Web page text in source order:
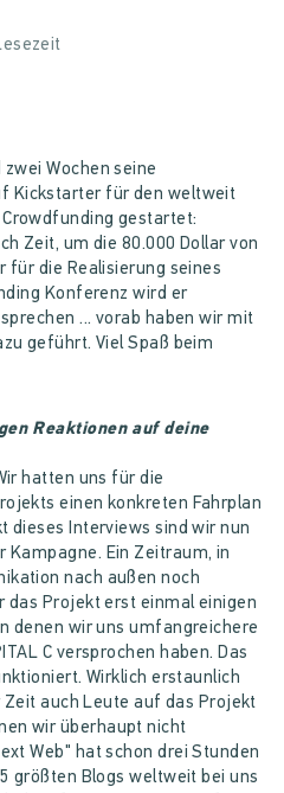
Wochen seine
Kickstarter für den weltweit
gestartet:
Zeit, um die 80.000 Dollar von
für die Realisierung seines
Konferenz wird er
... vorab haben wir mit
geführt. Viel Spaß beim
Reaktionen auf deine
hatten uns für die
einen konkreten Fahrplan
dieses Interviews sind wir nun
Kampagne. Ein Zeitraum, in
nach außen noch
das Projekt erst einmal einigen
denen wir uns umfangreichere
C versprochen haben. Das
Wirklich erstaunlich
auch Leute auf das Projekt
wir überhaupt nicht
Web" hat schon drei Stunden
größten Blogs weltweit bei uns